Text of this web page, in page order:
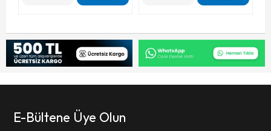
E-Bültene Üye Olun